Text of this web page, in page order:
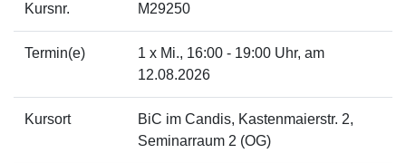
Kursnr. M29250
Termin(e) 1 x Mi., 16:00 - 19:00 Uhr, am
12.08.2026
Kursort
BiC im Candis, Kastenmaierstr. 2,
Seminarraum 2 (OG)